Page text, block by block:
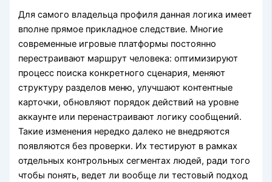
Для самого владельца профиля данная логика имеет
вполне прямое прикладное следствие. Многие
современные игровые платформы постоянно
перестраивают маршрут человека: оптимизируют
процесс поиска конкретного сценария, меняют
структуру разделов меню, улучшают контентные
карточки, обновляют порядок действий на уровне
аккаунте или перенастраивают логику сообщений.
Такие изменения нередко далеко не внедряются
появляются без проверки. Их тестируют в рамках
отдельных контрольных сегментах людей, ради того
чтобы понять, ведет ли вообще ли тестовый подход